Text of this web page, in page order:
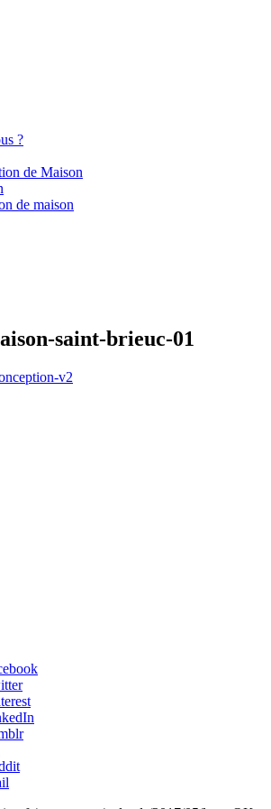
?
de Maison
de maison
saint-brieuc-01
v2